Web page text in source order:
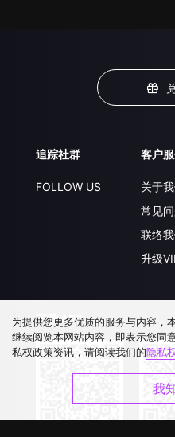
追踪社群
FOLLOW US
客户
关于
常见
联络
升级
下载 APP
为提供您更多优质的服务与内容，
继续阅览本网站内容，即表示您同
私权政策资讯，请阅读我们的隐私
我